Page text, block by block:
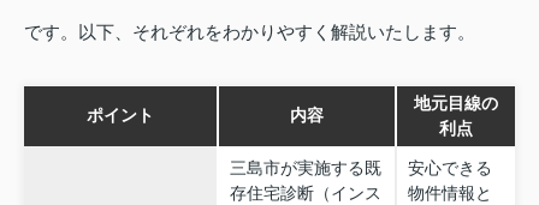
です。以下、それぞれをわかりやすく解説いたします。
ポイント 内容
地元目線の
利点
三島市が実施する既
存住宅診断（インス
安心できる
物件情報と